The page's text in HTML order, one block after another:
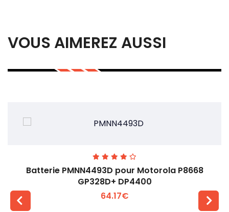
VOUS AIMEREZ AUSSI
Batterie PMNN4493D pour Motorola P8668
GP328D+ DP4400
64.17€